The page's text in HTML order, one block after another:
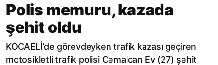
Polis memuru, kazada
şehit oldu
KOCAELİ’de görevdeyken trafik kazası geçiren
motosikletli trafik polisi Cemalcan Ev (27) şehit